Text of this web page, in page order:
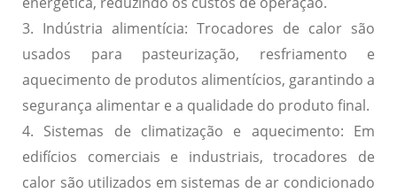
3. Indústria alimentícia: Trocadores de calor são
usados para pasteurização, resfriamento e
aquecimento de produtos alimentícios, garantindo a
segurança alimentar e a qualidade do produto final.
4. Sistemas de climatização e aquecimento: Em
edifícios comerciais e industriais, trocadores de
calor são utilizados em sistemas de ar condicionado